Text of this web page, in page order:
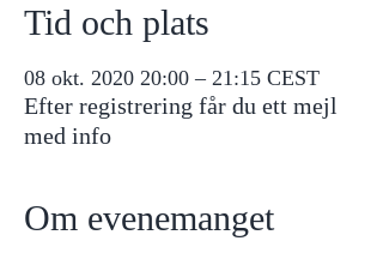
Tid och plats
08 okt. 2020 20:00 – 21:15 CEST
Efter registrering får du ett mejl
med info
Om evenemanget